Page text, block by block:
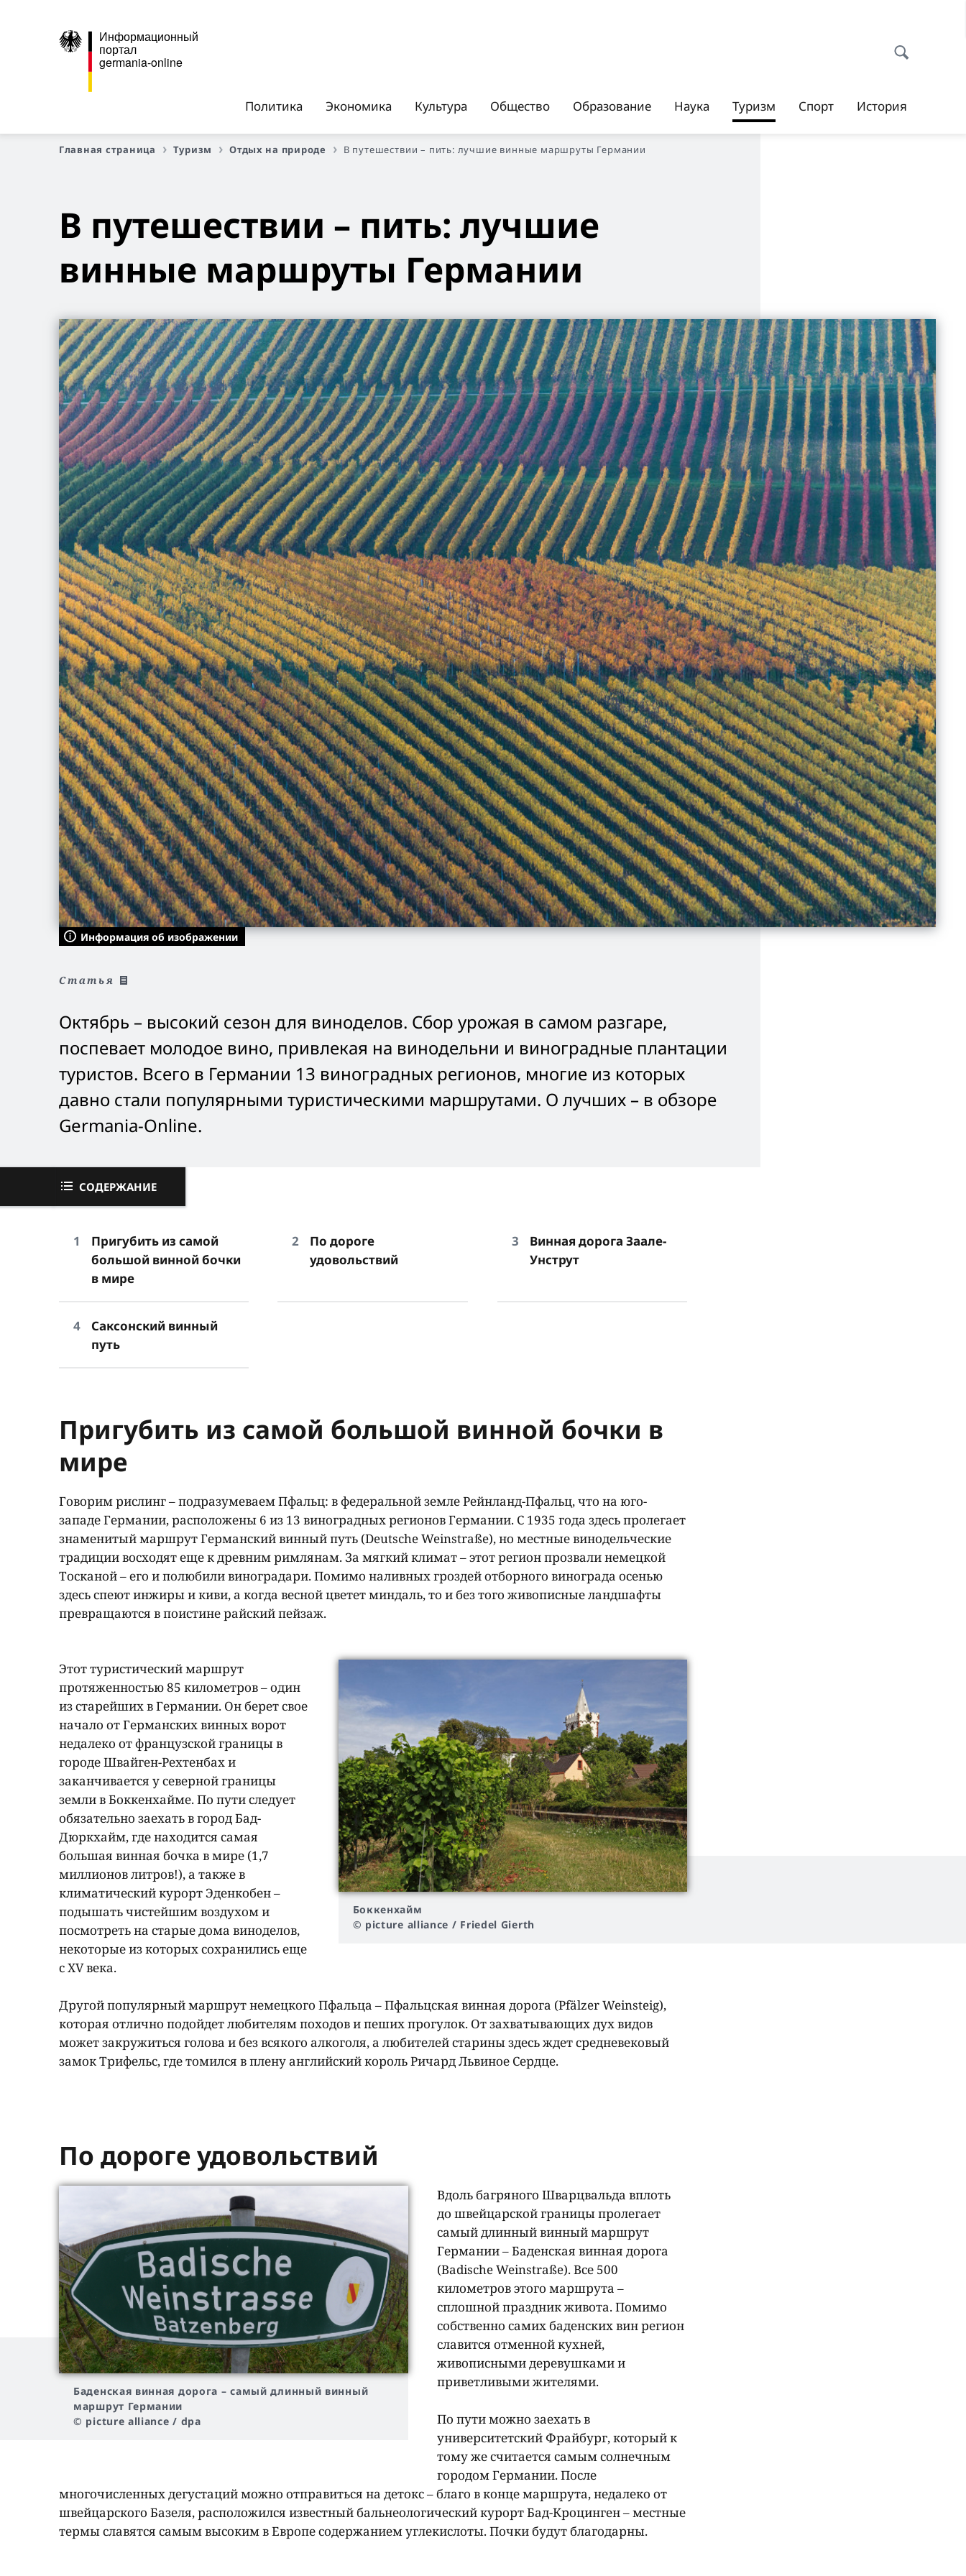
Информационный
портал
germania-online
Политика Экономика Культура Общество Образование Наука Туризм Спорт История
Главная страница Туризм Отдых на природе В путешествии – пить: лучшие винные маршруты Германии
В путешествии – пить: лучшие
винные маршруты Германии
Информация об изображении
Статья
Октябрь – высокий сезон для виноделов. Сбор урожая в самом разгаре,
поспевает молодое вино, привлекая на винодельни и виноградные плантации
туристов. Всего в Германии 13 виноградных регионов, многие из которых
давно стали популярными туристическими маршрутами. О лучших – в обзоре
Germania-Online.
СОДЕРЖАНИЕ
Пригубить из самой
большой винной бочки
в мире
По дороге
удовольствий
Винная дорога Заале-
Унструт
Саксонский винный
путь
Пригубить из самой большой винной бочки в
мире
Говорим рислинг – подразумеваем Пфальц: в федеральной земле Рейнланд-Пфальц, что на юго-
западе Германии, расположены 6 из 13 виноградных регионов Германии. С 1935 года здесь пролегает
знаменитый маршрут Германский винный путь (Deutsche Weinstraße), но местные винодельческие
традиции восходят еще к древним римлянам. За мягкий климат – этот регион прозвали немецкой
Тосканой – его и полюбили виноградари. Помимо наливных гроздей отборного винограда осенью
здесь спеют инжиры и киви, а когда весной цветет миндаль, то и без того живописные ландшафты
превращаются в поистине райский пейзаж.
Боккенхайм
© picture alliance / Friedel Gierth
Этот туристический маршрут
протяженностью 85 километров – один
из старейших в Германии. Он берет свое
начало от Германских винных ворот
недалеко от французской границы в
городе Швайген-Рехтенбах и
заканчивается у северной границы
земли в Боккенхайме. По пути следует
обязательно заехать в город Бад-
Дюркхайм, где находится самая
большая винная бочка в мире (1,7
миллионов литров!), а также в
климатический курорт Эденкобен –
подышать чистейшим воздухом и
посмотреть на старые дома виноделов,
некоторые из которых сохранились еще
с XV века.
Другой популярный маршрут немецкого Пфальца – Пфальцская винная дорога (Pfälzer Weinsteig),
которая отлично подойдет любителям походов и пеших прогулок. От захватывающих дух видов
может закружиться голова и без всякого алкоголя, а любителей старины здесь ждет средневековый
замок Трифельс, где томился в плену английский король Ричард Львиное Сердце.
По дороге удовольствий
Баденская винная дорога – самый длинный винный
маршрут Германии
© picture alliance / dpa
Вдоль багряного Шварцвальда вплоть
до швейцарской границы пролегает
самый длинный винный маршрут
Германии – Баденская винная дорога
(Badische Weinstraße). Все 500
километров этого маршрута –
сплошной праздник живота. Помимо
собственно самих баденских вин регион
славится отменной кухней,
живописными деревушками и
приветливыми жителями.
По пути можно заехать в
университетский Фрайбург, который к
тому же считается самым солнечным
городом Германии. После
многочисленных дегустаций можно отправиться на детокс – благо в конце маршрута, недалеко от
швейцарского Базеля, расположился известный бальнеологический курорт Бад-Кроцинген – местные
термы славятся самым высоким в Европе содержанием углекислоты. Почки будут благодарны.